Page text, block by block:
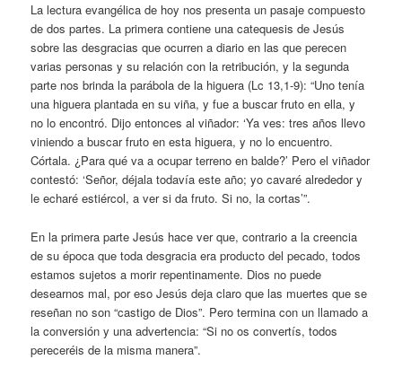
La lectura evangélica de hoy nos presenta un pasaje compuesto
de dos partes. La primera contiene una catequesis de Jesús
sobre las desgracias que ocurren a diario en las que perecen
varias personas y su relación con la retribución, y la segunda
parte nos brinda la parábola de la higuera (Lc 13,1-9): “Uno tenía
una higuera plantada en su viña, y fue a buscar fruto en ella, y
no lo encontró. Dijo entonces al viñador: ‘Ya ves: tres años llevo
viniendo a buscar fruto en esta higuera, y no lo encuentro.
Córtala. ¿Para qué va a ocupar terreno en balde?’ Pero el viñador
contestó: ‘Señor, déjala todavía este año; yo cavaré alrededor y
le echaré estiércol, a ver si da fruto. Si no, la cortas’”.
En la primera parte Jesús hace ver que, contrario a la creencia
de su época que toda desgracia era producto del pecado, todos
estamos sujetos a morir repentinamente. Dios no puede
desearnos mal, por eso Jesús deja claro que las muertes que se
reseñan no son “castigo de Dios”. Pero termina con un llamado a
la conversión y una advertencia: “Si no os convertís, todos
pereceréis de la misma manera”.